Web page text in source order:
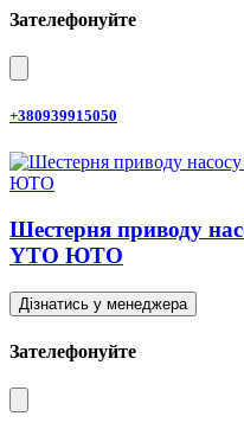
Зателефонуйте
+380939915050
Шестерня приводу
YTO ЮТО
Дізнатись у менеджера
Зателефонуйте